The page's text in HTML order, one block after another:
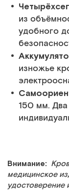
из
удобного
изножье
150 мм.
Внимание:
медицинское